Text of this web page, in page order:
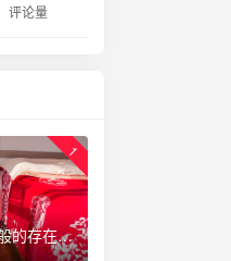
评论量
1
电油汀真的是鸡肋一般的存在，累觉不爱！